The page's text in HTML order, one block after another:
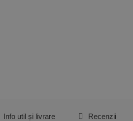
Info util și livrare Recenzii